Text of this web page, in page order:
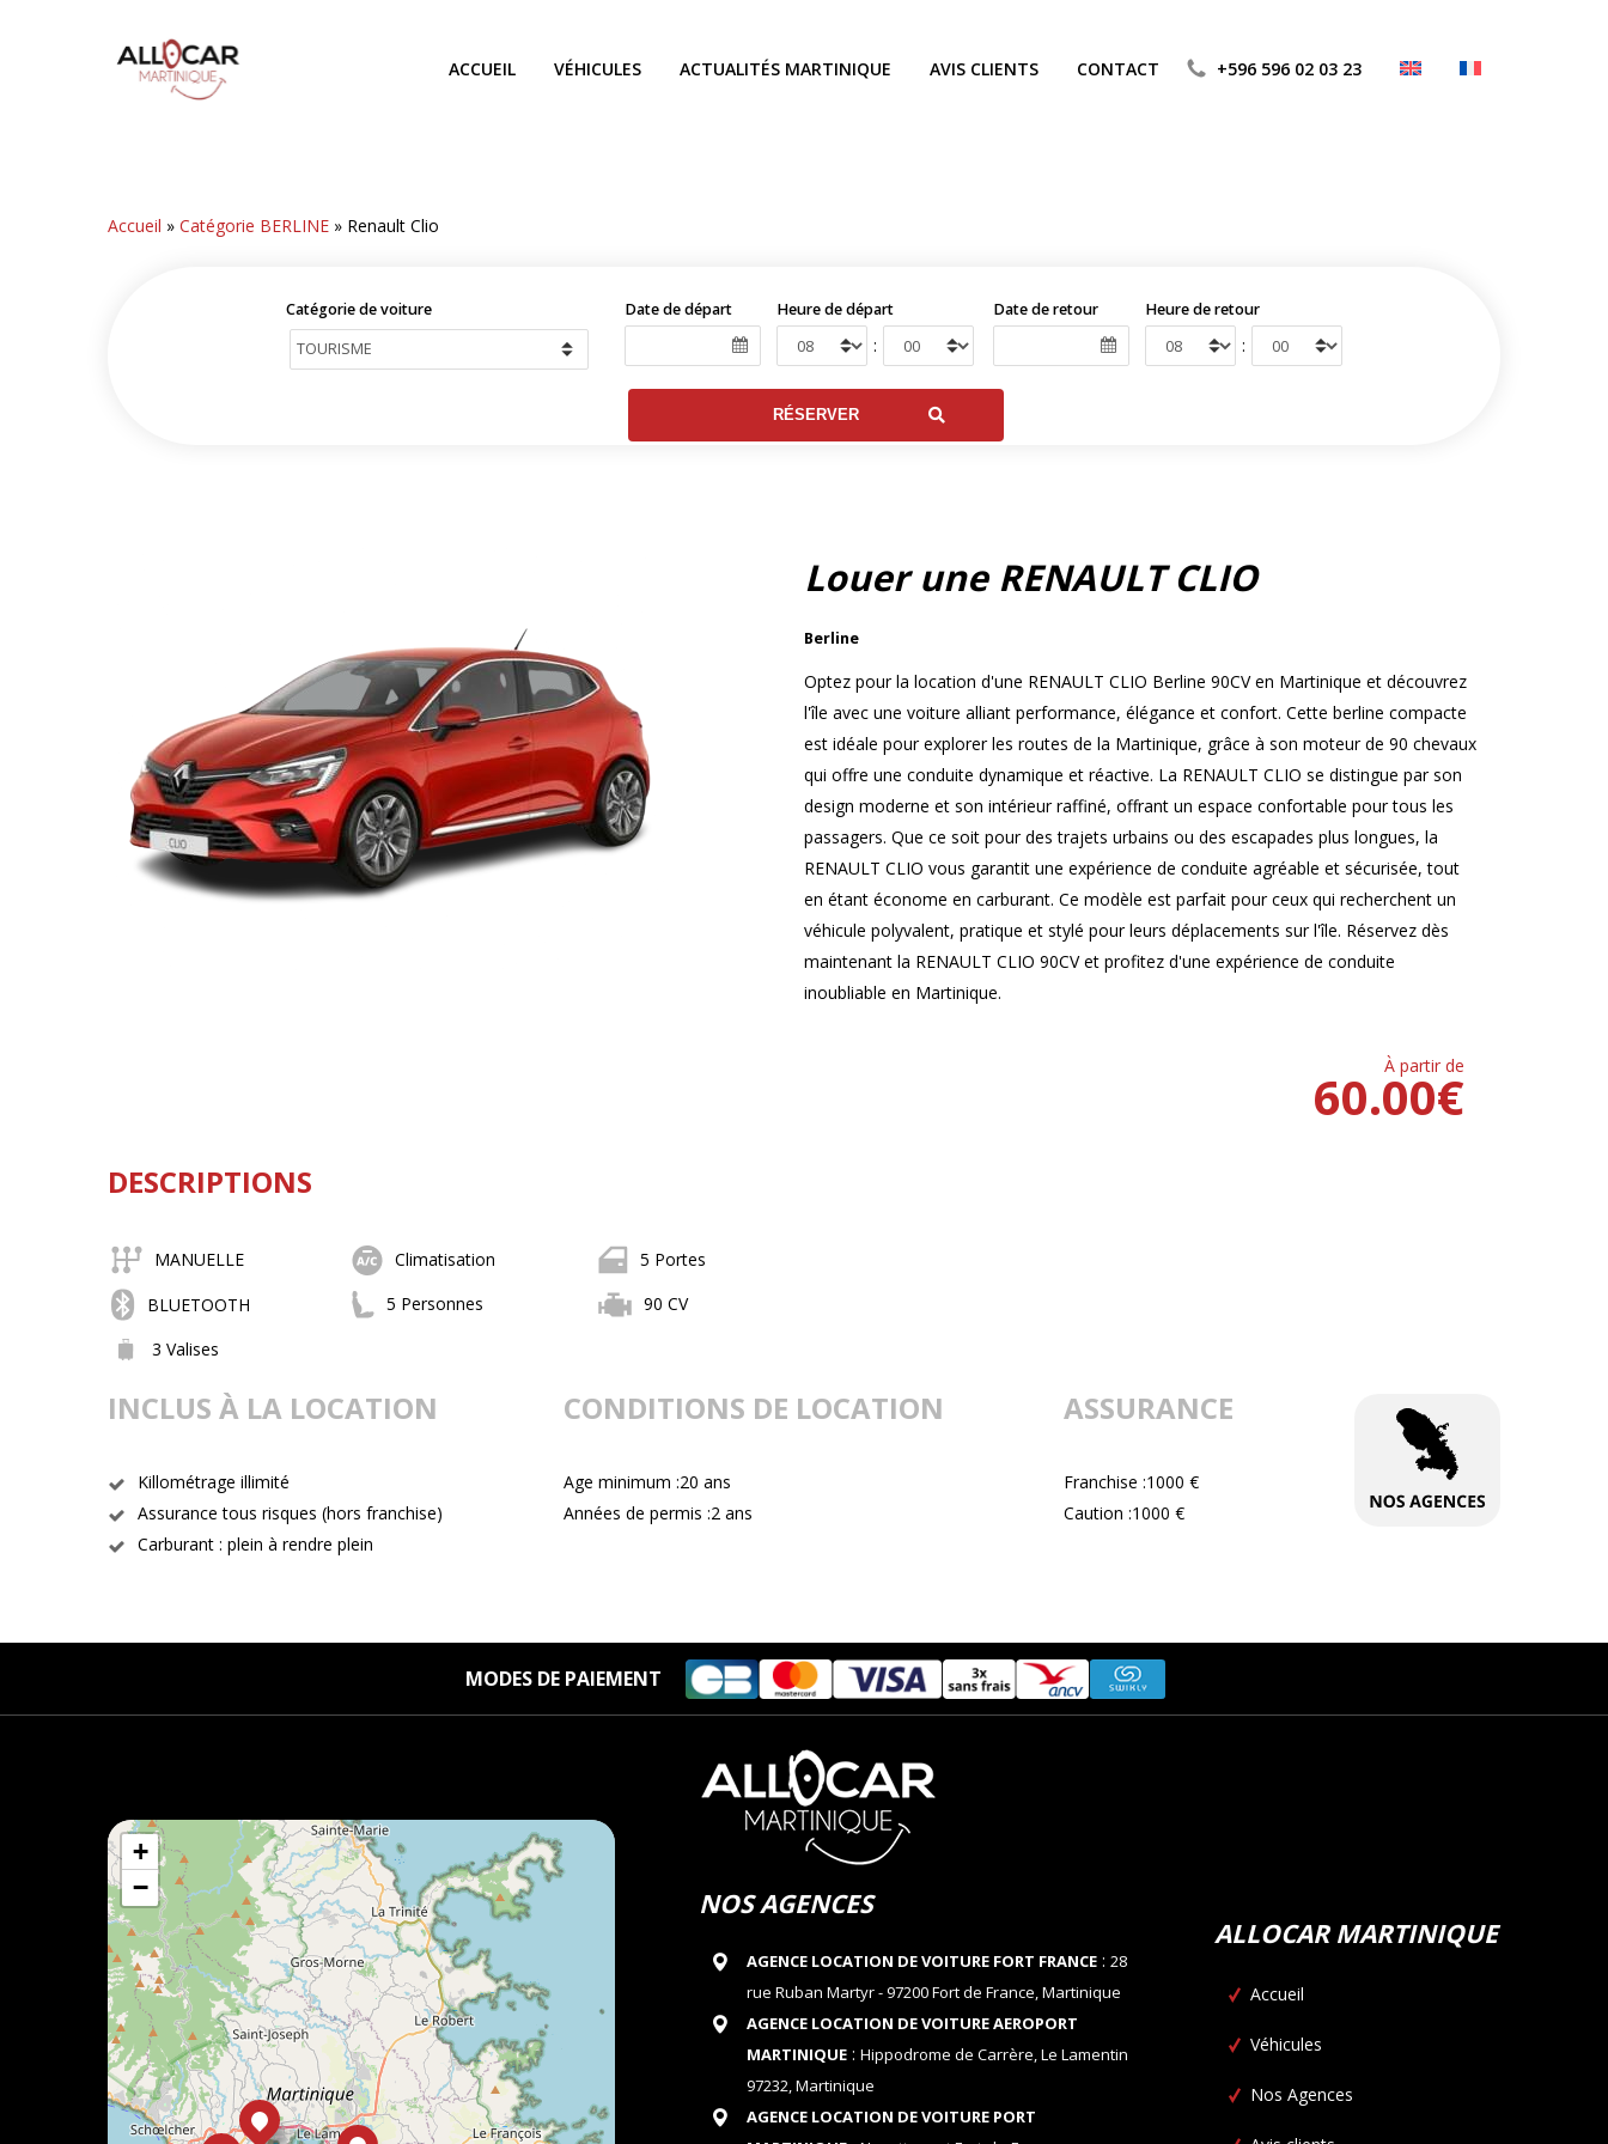
ACCUEIL VÉHICULES ACTUALITÉS MARTINIQUE AVIS CLIENTS CONTACT +596 596 02 03 23
Accueil »Catégorie BERLINE » Renault Clio
Catégorie de voiture Date de départ Heure de départ
:
Date de retour Heure de retour
:
Louer une RENAULT CLIO
Berline
Optez pour la location d'une RENAULT CLIO Berline 90CV en Martinique et découvrez
l'île avec une voiture alliant performance, élégance et confort. Cette berline compacte
est idéale pour explorer les routes de la Martinique, grâce à son moteur de 90 chevaux
qui offre une conduite dynamique et réactive. La RENAULT CLIO se distingue par son
design moderne et son intérieur raffiné, offrant un espace confortable pour tous les
passagers. Que ce soit pour des trajets urbains ou des escapades plus longues, la
RENAULT CLIO vous garantit une expérience de conduite agréable et sécurisée, tout
en étant économe en carburant. Ce modèle est parfait pour ceux qui recherchent un
véhicule polyvalent, pratique et stylé pour leurs déplacements sur l'île. Réservez dès
maintenant la RENAULT CLIO 90CV et profitez d'une expérience de conduite
inoubliable en Martinique.
À partir de
€
60.00
DESCRIPTIONS
MANUELLE Climatisation
5 Portes
BLUETOOTH
5 Personnes
90 CV
3 Valises
INCLUS À LA LOCATION
Killométrage illimité
Assurance tous risques (hors franchise)
Carburant : plein à rendre plein
CONDITIONS DE LOCATION
Age minimum :20 ans
Années de permis :2 ans
ASSURANCE
Franchise :1000 €
Caution :1000 €
MODES DE PAIEMENT
+
−
NOS AGENCES
AGENCE LOCATION DE VOITURE FORT FRANCE: 28
rue Ruban Martyr - 97200 Fort de France, Martinique
AGENCE LOCATION DE VOITURE AEROPORT
MARTINIQUE: Hippodrome de Carrère, Le Lamentin
97232, Martinique
AGENCE LOCATION DE VOITURE PORT
ALLOCAR MARTINIQUE
Accueil
Véhicules
Nos Agences